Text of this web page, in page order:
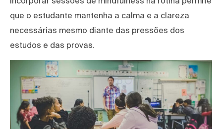
que o estudante mantenha a calma e a clareza
necessárias mesmo diante das pressões dos
estudos e das provas.